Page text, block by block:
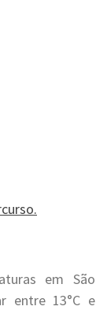
em São
entre 13°C e